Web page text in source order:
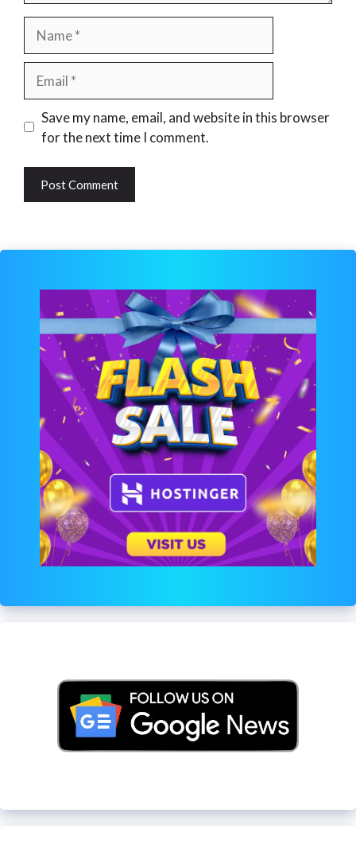
Website
Save my name, email, and website in this browser
for the next time I comment.